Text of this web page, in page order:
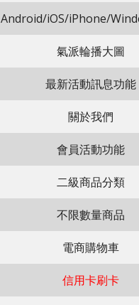
Android/iOS/iPhone/
氣派輪播大圖
最新活動訊息功能
關於我們
會員活動功能
二級商品分類
不限數量商品
電商購物車
信用卡刷卡